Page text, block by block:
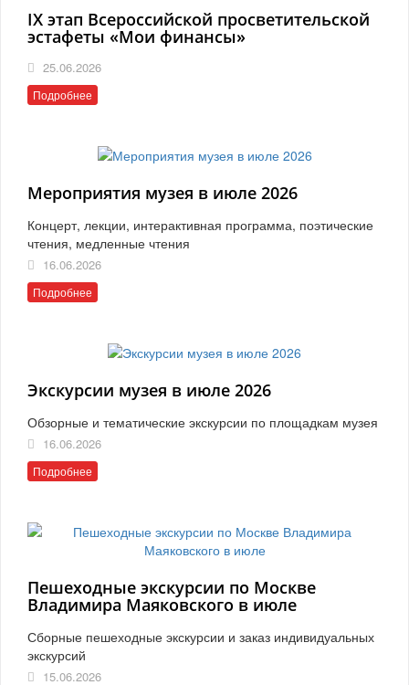
IX этап Всероссийской просветительской
эстафеты «Мои финансы»
25.06.2026
Подробнее
Мероприятия музея в июле 2026
Концерт, лекции, интерактивная программа, поэтические
чтения, медленные чтения
16.06.2026
Подробнее
Экскурсии музея в июле 2026
Обзорные и тематические экскурсии по площадкам музея
16.06.2026
Подробнее
Пешеходные экскурсии по Москве
Владимира Маяковского в июле
Сборные пешеходные экскурсии и заказ индивидуальных
экскурсий
15.06.2026